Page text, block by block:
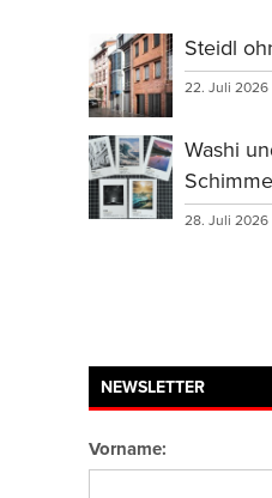
Steidl
22. Juli 2026
Washi
28. Juli 2026
NEWSLETTER
Vorname: